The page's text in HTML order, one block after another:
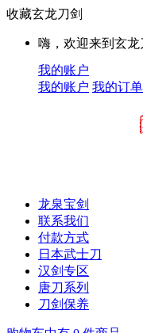
收藏玄龙刀剑
嗨，欢迎来到玄龙
我的账户
我的账户 我的订单
龙泉宝剑
联系我们
付款方式
日本武士刀
汉剑专区
唐刀系列
刀剑保养